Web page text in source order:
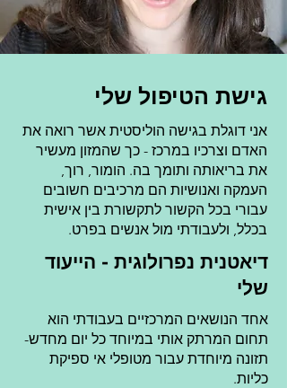
גישת הטיפול שלי
אני דוגלת בגישה הוליסטית אשר רואה את
האדם וצרכיו במרכז - כך שהמזון מעשיר
את בריאותה ותומך בה. הומור, רוך,
העמקה ואנושיות הם מרכיבים חשובים
עבורי בכל הקשור לתקשורת בין אישית
בכלל, ולעבודתי מול אנשים בפרט.
דיאטנית נפרולוגית - הייעוד
שלי
אחד הנושאים המרכזיים בעבודתי הוא
תחום המרתק אותי במיוחד כל יום מחדש-
תזונה מיוחדת עבור מטופלי אי ספיקת
כליות.